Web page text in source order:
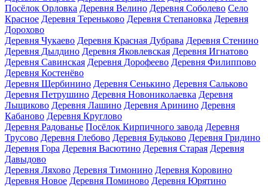
Посёлок Орловка Деревня Велино Деревня Соболево Село
Красное Деревня Тереньково Деревня Степановка Деревня
Дорохово
Деревня Чукаево Деревня Красная Дубрава Деревня Стенино
Деревня Дылдино Деревня Яковлевская Деревня Игнатово
Деревня Савинская Деревня Дорофеево Деревня Филиппово
Деревня Костенёво
Деревня Щербинино Деревня Сенькино Деревня Сальково
Деревня Петрушино Деревня Новониколаевка Деревня
Лыщиково Деревня Лашино Деревня Аринино Деревня
Кабаново Деревня Круглово
Деревня Радованье Посёлок Кирпичного завода Деревня
Трусово Деревня Глебово Деревня Будьково Деревня Гридино
Деревня Гора Деревня Васютино Деревня Старая Деревня
Давыдово
Деревня Ляхово Деревня Тимонино Деревня Коровино
Деревня Новое Деревня Поминово Деревня Юрятино